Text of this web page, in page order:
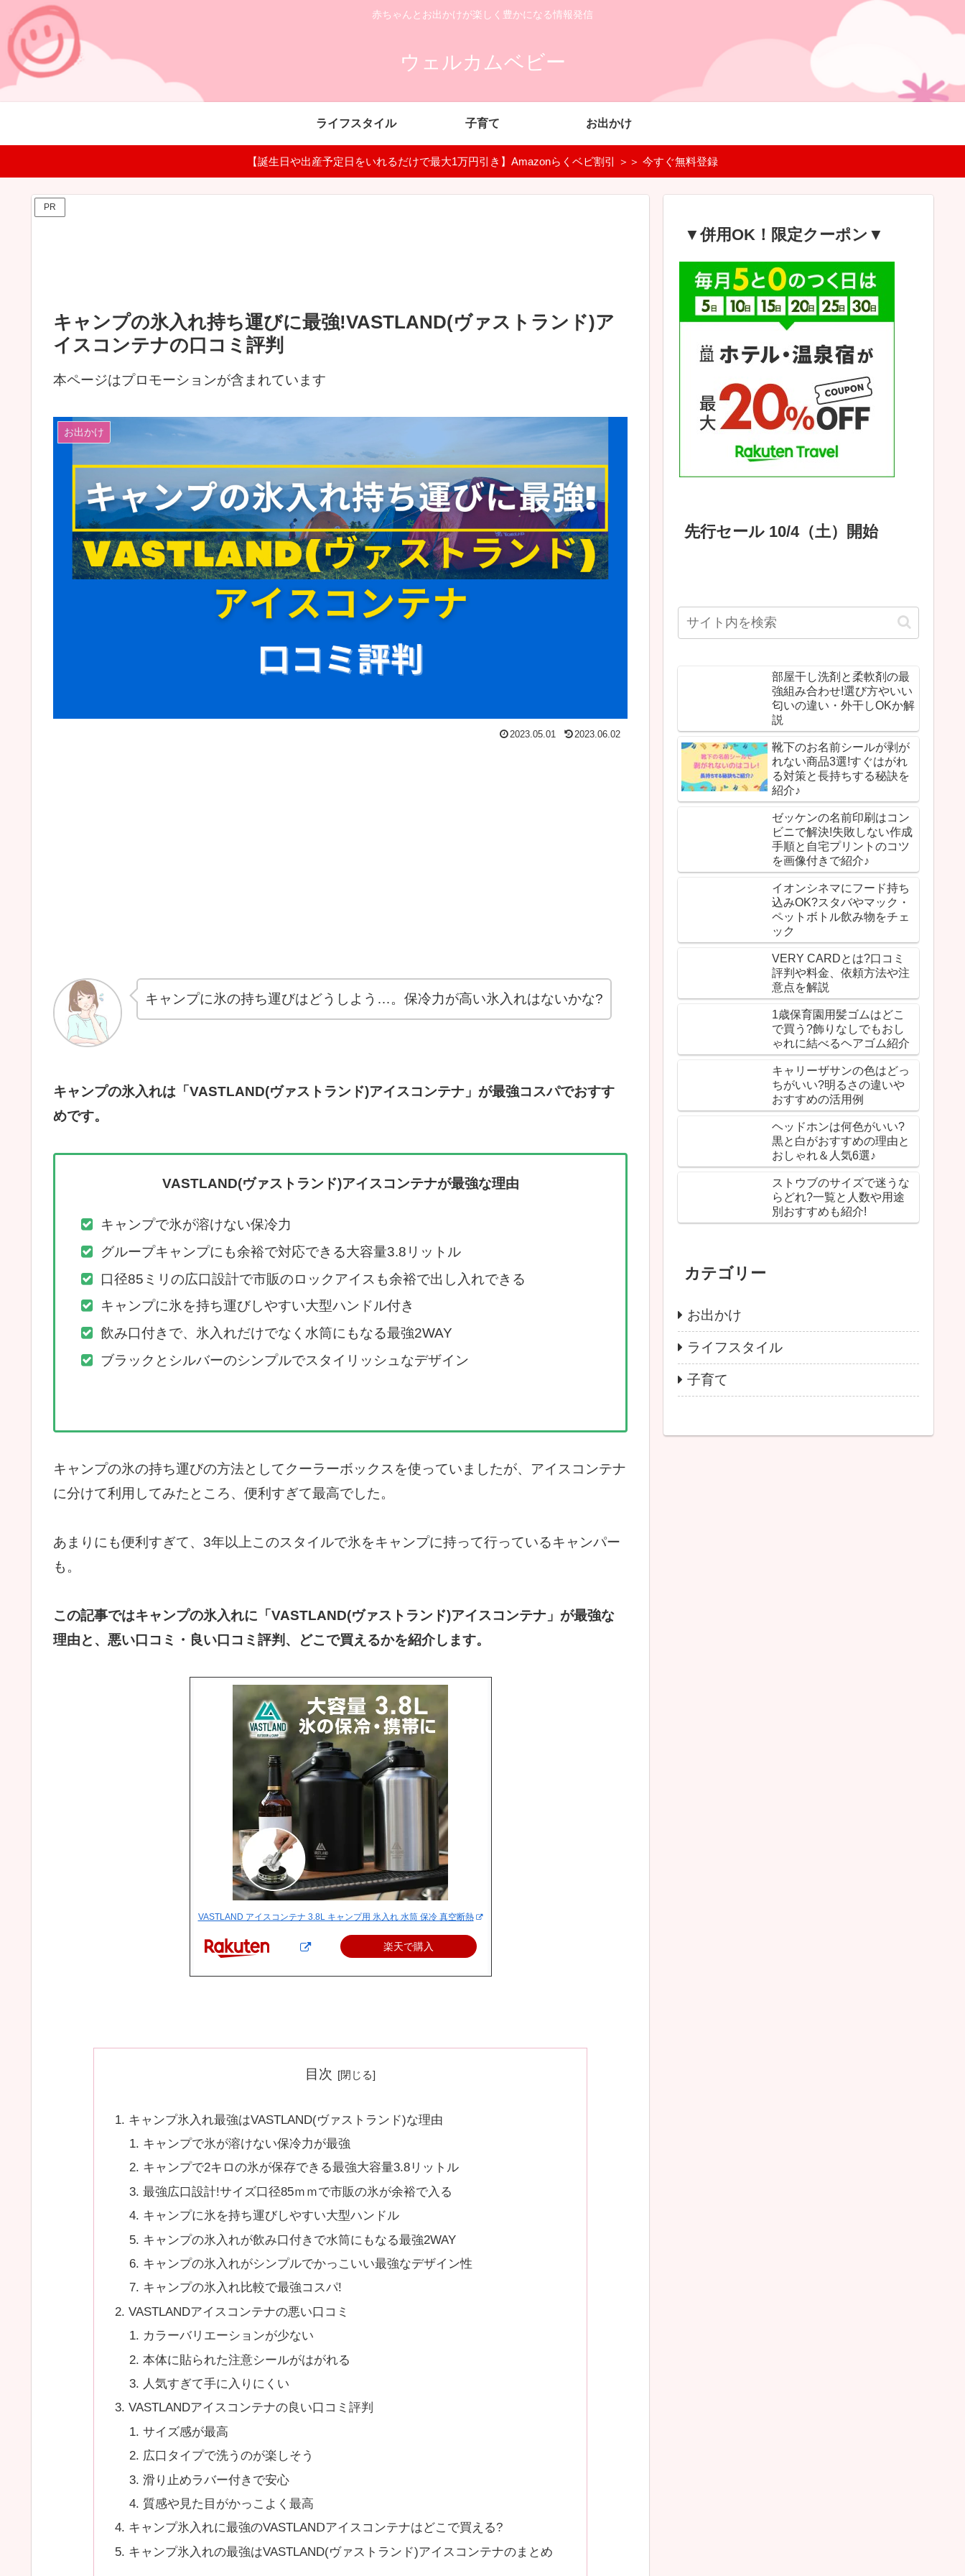
赤ちゃんとお出かけが楽しく豊かになる情報発信
ウェルカムベビー
ライフスタイル 子育て お出かけ
【誕生日や出産予定日をいれるだけで最大1万円引き】Amazonらくベビ割引 ＞＞ 今すぐ無料登録
PR
キャンプの氷入れ持ち運びに最強!VASTLAND(ヴァストランド)ア
イスコンテナの口コミ評判
本ページはプロモーションが含まれています
お出かけ
2023.05.01 2023.06.02
キャンプに氷の持ち運びはどうしよう…。保冷力が高い氷入れはないかな?
キャンプの氷入れは「VASTLAND(ヴァストランド)アイスコンテナ」が最強コスパでおすす
めです。
VASTLAND(ヴァストランド)アイスコンテナが最強な理由
キャンプで氷が溶けない保冷力
グループキャンプにも余裕で対応できる大容量3.8リットル
口径85ミリの広口設計で市販のロックアイスも余裕で出し入れできる
キャンプに氷を持ち運びしやすい大型ハンドル付き
飲み口付きで、氷入れだけでなく水筒にもなる最強2WAY
ブラックとシルバーのシンプルでスタイリッシュなデザイン
キャンプの氷の持ち運びの方法としてクーラーボックスを使っていましたが、アイスコンテナ
に分けて利用してみたところ、便利すぎて最高でした。
あまりにも便利すぎて、3年以上このスタイルで氷をキャンプに持って行っているキャンパー
も。
この記事ではキャンプの氷入れに「VASTLAND(ヴァストランド)アイスコンテナ」が最強な
理由と、悪い口コミ・良い口コミ評判、どこで買えるかを紹介します。
VASTLAND アイスコンテナ 3.8L キャンプ用 氷入れ 水筒 保冷 真空断熱
楽天で購入
目次
キャンプ氷入れ最強はVASTLAND(ヴァストランド)な理由
キャンプで氷が溶けない保冷力が最強
キャンプで2キロの氷が保存できる最強大容量3.8リットル
最強広口設計!サイズ口径85ｍｍで市販の氷が余裕で入る
キャンプに氷を持ち運びしやすい大型ハンドル
キャンプの氷入れが飲み口付きで水筒にもなる最強2WAY
キャンプの氷入れがシンプルでかっこいい最強なデザイン性
キャンプの氷入れ比較で最強コスパ!
VASTLANDアイスコンテナの悪い口コミ
カラーバリエーションが少ない
本体に貼られた注意シールがはがれる
人気すぎて手に入りにくい
VASTLANDアイスコンテナの良い口コミ評判
サイズ感が最高
広口タイプで洗うのが楽しそう
滑り止めラバー付きで安心
質感や見た目がかっこよく最高
キャンプ氷入れに最強のVASTLANⅮアイスコンテナはどこで買える?
キャンプ氷入れの最強はVASTLAND(ヴァストランド)アイスコンテナのまとめ
▼併用OK！限定クーポン▼
先行セール 10/4（土）開始
部屋干し洗剤と柔軟剤の最
強組み合わせ!選び方やいい
匂いの違い・外干しOKか解
説
靴下のお名前シールが剥が
れない商品3選!すぐはがれ
る対策と長持ちする秘訣を
紹介♪
ゼッケンの名前印刷はコン
ビニで解決!失敗しない作成
手順と自宅プリントのコツ
を画像付きで紹介♪
イオンシネマにフード持ち
込みOK?スタバやマック・
ペットボトル飲み物をチェ
ック
VERY CARDとは?口コミ
評判や料金、依頼方法や注
意点を解説
1歳保育園用髪ゴムはどこ
で買う?飾りなしでもおし
ゃれに結べるヘアゴム紹介
キャリーザサンの色はどっ
ちがいい?明るさの違いや
おすすめの活用例
ヘッドホンは何色がいい?
黒と白がおすすめの理由と
おしゃれ＆人気6選♪
ストウブのサイズで迷うな
らどれ?一覧と人数や用途
別おすすめも紹介!
カテゴリー
お出かけ
ライフスタイル
子育て